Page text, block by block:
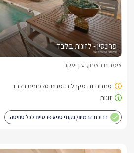
פרונסין - לזוגות בלבד
צימרים בצפון, עין יעקב
בריכת זרמים/ גקוזי ספא פרטיים לכל סוויטה